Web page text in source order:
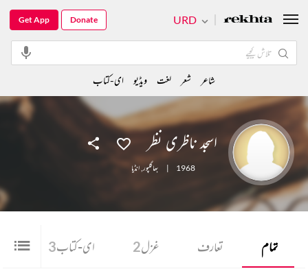
اسجد ناظری نظر
1968
| بھاگلپور,انڈیا
تمام تعارف غزل2 ای-کتاب3
URD
Get App Donate
شاعر شعر لغت ویڈیو ای-کتاب